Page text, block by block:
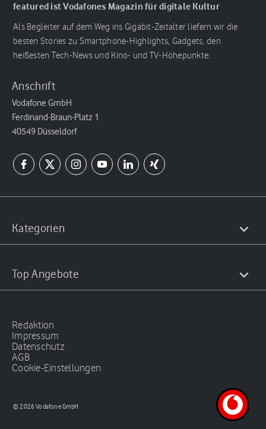
featured ist Vodafones Magazin für digitale Kultur
Als Begleiter auf dem Weg ins Gigabit-Zeitalter liefern wir die
besten Stories zu Smartphone-Highlights, Gadgets, den
heißesten Tech-News und Kino- und TV-Höhepunkte.
Anschrift
Vodafone GmbH
Ferdinand-Braun-Platz 1
40549 Düsseldorf
Kategorien
Top Angebote
Redaktion
Impressum
Datenschutz
AGB
Cookie-Einstellungen
© 2026 Vodafone GmbH